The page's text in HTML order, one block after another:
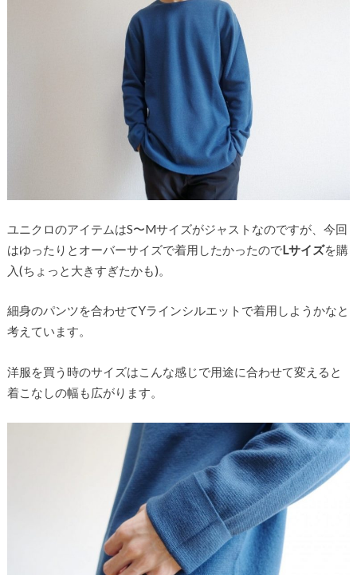
ユニクロのアイテムはS〜Mサイズがジャストなのですが、今回
はゆったりとオーバーサイズで着用したかったのでLサイズを購
入(ちょっと大きすぎたかも)。
細身のパンツを合わせてYラインシルエットで着用しようかなと
考えています。
洋服を買う時のサイズはこんな感じで用途に合わせて変えると
着こなしの幅も広がります。